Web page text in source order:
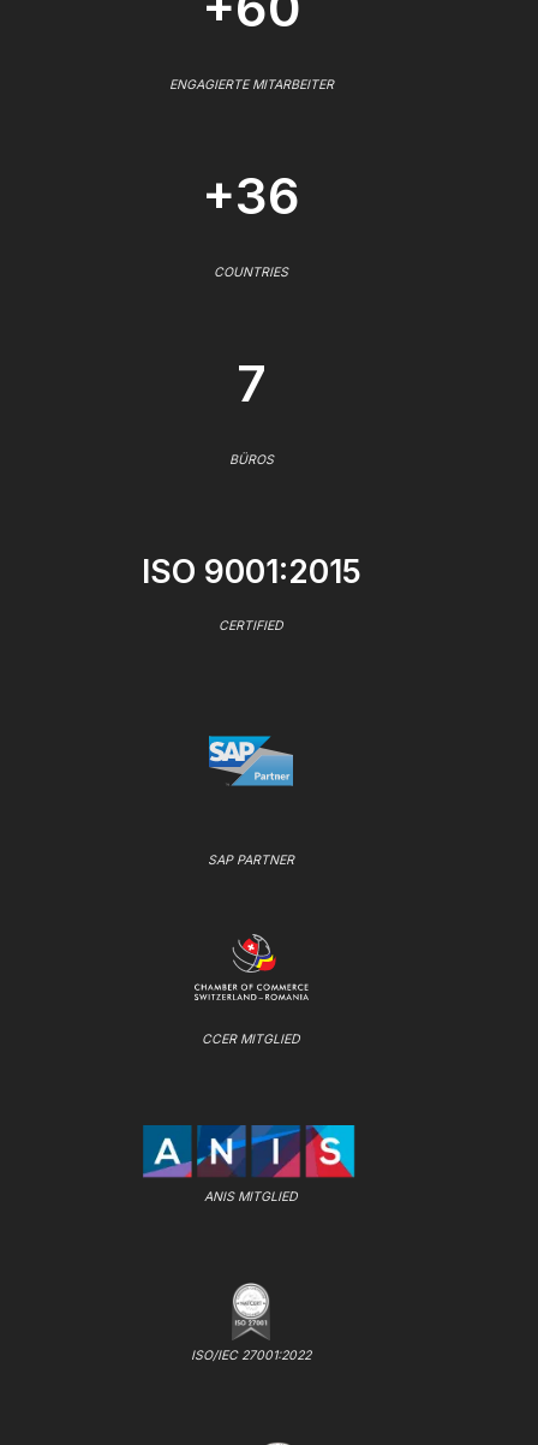
ENGAGIERTE MITARBEITER
+36
COUNTRIES
7
BÜROS
ISO 9001:2015
CERTIFIED
SAP PARTNER
CCER MITGLIED
ANIS MITGLIED
ISO/IEC 27001:2022